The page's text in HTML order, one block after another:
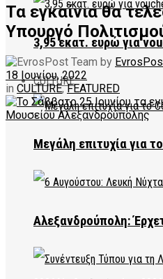
3,95 εκατ. ευρώ για
CULTURE
Μεγάλη επιτυχία για
Αλεξανδρούπολη:
Τα εγκαίνια θα
Υπουργό
by
18 Ιουνίου, 2022
in CULTURE,FEATURED